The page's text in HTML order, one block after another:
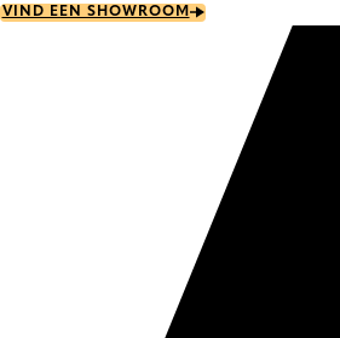
Skip
VIND EEN SHOWROOM